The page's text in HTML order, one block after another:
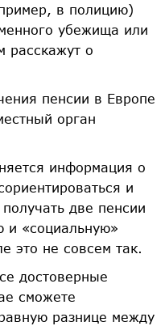
в полицию)
убежища или
расскажут о
пенсии в Европе
орган
информация о
и
две пенсии
и «социальную»
это не совсем так.
достоверные
сможете
разнице между